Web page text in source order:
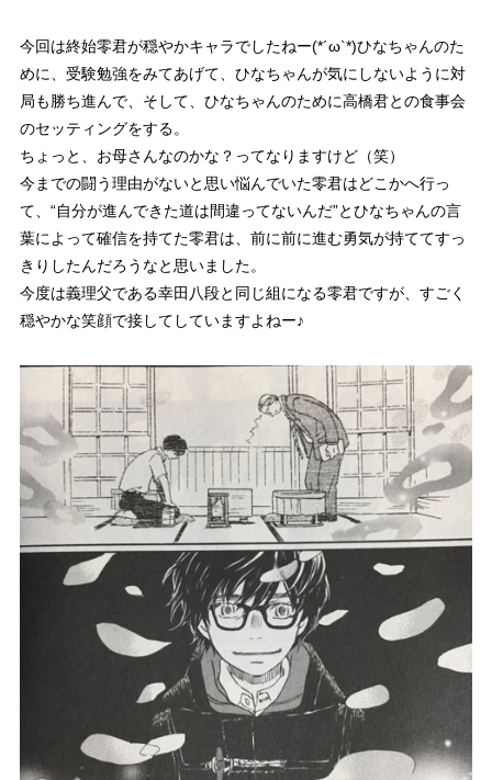
今回は終始零君が穏やかキャラでしたねー(*´ω`*)ひなちゃんのた
めに、受験勉強をみてあげて、ひなちゃんが気にしないように対
局も勝ち進んで、そして、ひなちゃんのために高橋君との食事会
のセッティングをする。
ちょっと、お母さんなのかな？ってなりますけど（笑）
今までの闘う理由がないと思い悩んでいた零君はどこかへ行っ
て、 “自分が進んできた道は間違ってないんだ”とひなちゃんの言
葉によって確信を持てた零君は、前に前に進む勇気が持ててすっ
きりしたんだろうなと思いました。
今度は義理父である幸田八段と同じ組になる零君ですが、すごく
穏やかな笑顔で接してしていますよねー♪